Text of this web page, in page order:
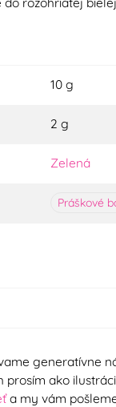
10 g
2 g
Zelená
Práškové
generatívne
ako
a my vám